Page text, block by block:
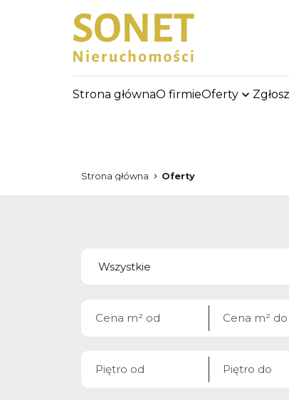
Strona głównaO firmieOferty
Strona główna Oferty